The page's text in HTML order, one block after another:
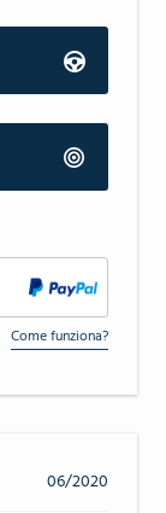
Come funziona?
06/2020